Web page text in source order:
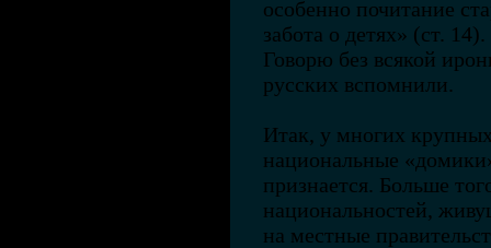
особенно почитание
забота о детях» (ст.
Говорю без всякой
русских вспомнили.
Итак, у многих
национальные
признается. Больше
национальностей,
на местные